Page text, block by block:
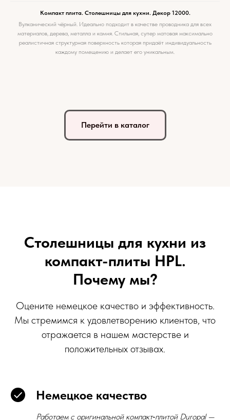
Компакт плита. Столешницы для кухни. Декор 12000.
Вулканический чёрный. Идеально подходит в качестве проводника для всех
материалов, дерева, металла и камня. Стильная, супер матовая максимально
реалистичная структурная поверхность которая придаёт индивидуальность
каждому помещению и делает его уникальным.
Перейти в каталог
Столешницы для кухни из
компакт-плиты HPL.
Почему мы?
Оцените немецкое качество и эффективность.
Мы стремимся к удовлетворению клиентов, что
отражается в нашем мастерстве и
положительных отзывах.
Немецкое качество
Работаем с оригинальной компакт‑плитой Duropal —